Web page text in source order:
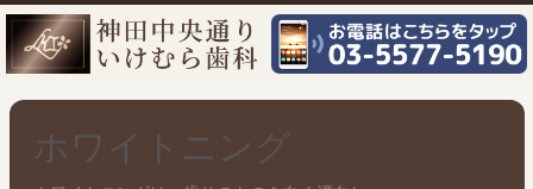
ホワイトニング